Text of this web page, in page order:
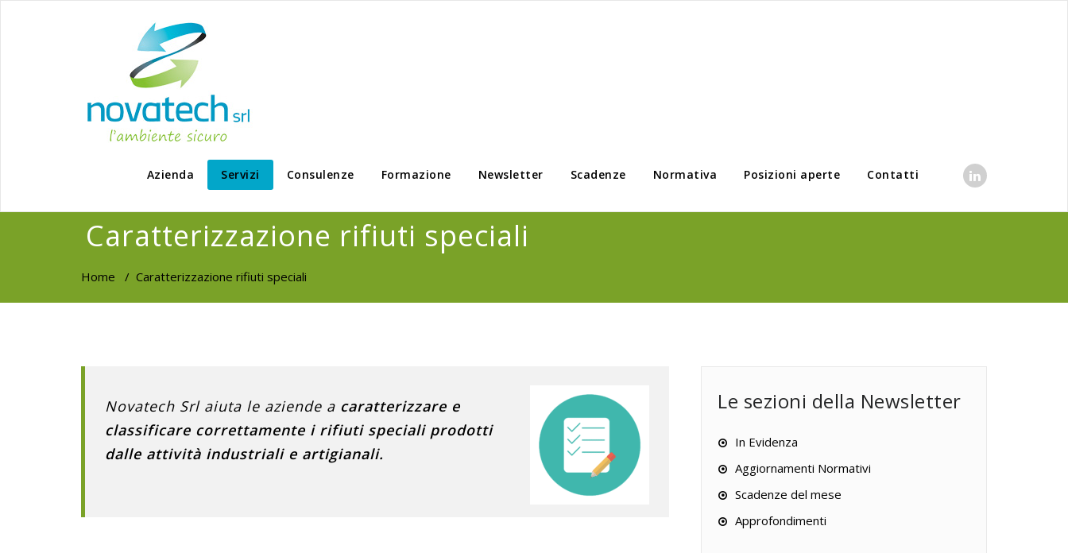
Azienda Servizi Consulenze Formazione Newsletter Scadenze Normativa Posizioni aperte Contatti
Caratterizzazione rifiuti speciali
Home / Caratterizzazione rifiuti speciali
Novatech Srl aiuta le aziende a caratterizzare e
classificare correttamente i rifiuti speciali prodotti
dalle attività industriali e artigianali.
Le sezioni della Newsletter
In Evidenza
Aggiornamenti Normativi
Scadenze del mese
Approfondimenti